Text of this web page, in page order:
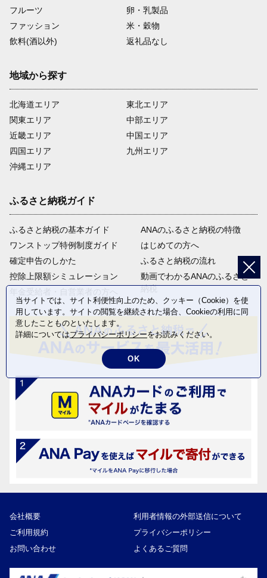
フルーツ
卵・乳製品
ファッション
米・穀物
飲料(酒以外)
返礼品なし
地域から探す
北海道エリア
関東エリア
近畿エリア
四国エリア
沖縄エリア
東北エリア
中部エリア
中国エリア
九州エリア
ふるさと納税ガイド
ふるさと納税の基本ガイド
ワンストップ特例制度ガイド
確定申告のしかた
控除上限額シミュレーション
ANAのふるさと納税の特徴
はじめての方へ
ふるさと納税の流れ
動画でわかるANAのふるさと
納税
会社概要
利用者情報の外部送信について
ご利用規約
プライバシーポリシー
お問い合わせ
よくあるご質問
当サイトでは、サイト利便性向上のため、クッキー（Cookie）を使
用しています。サイトの閲覧を継続された場合、Cookieの利用に同
意したことものといたします。
詳細についてはプライバシーポリシーをお読みください。
OK